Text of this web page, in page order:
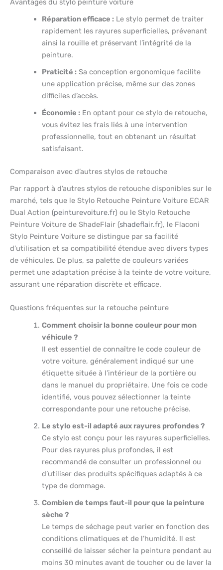
Avantages du stylo peinture voiture
Réparation efficace :Le stylo permet de traiter
rapidement les rayures superficielles, prévenant
ainsi la rouille et préservant l’intégrité de la
peinture.
Praticité :Sa conception ergonomique facilite
une application précise, même sur des zones
difficiles d’accès.
Économie :En optant pour ce stylo de retouche,
vous évitez les frais liés à une intervention
professionnelle, tout en obtenant un résultat
satisfaisant.
Comparaison avec d’autres stylos de retouche
Par rapport à d’autres stylos de retouche disponibles sur le
marché, tels que le Stylo Retouche Peinture Voiture ECAR
Dual Action (peinturevoiture.fr) ou le Stylo Retouche
Peinture Voiture de ShadeFlair (shadeflair.fr), le Flaconi
Stylo Peinture Voiture se distingue par sa facilité
d’utilisation et sa compatibilité étendue avec divers types
de véhicules. De plus, sa palette de couleurs variées
permet une adaptation précise à la teinte de votre voiture,
assurant une réparation discrète et efficace.
Questions fréquentes sur la retouche peinture
Comment choisir la bonne couleur pour mon
véhicule ?
Il est essentiel de connaître le code couleur de
votre voiture, généralement indiqué sur une
étiquette située à l’intérieur de la portière ou
dans le manuel du propriétaire. Une fois ce code
identifié, vous pouvez sélectionner la teinte
correspondante pour une retouche précise.
Le stylo est-il adapté aux rayures profondes ?
Ce stylo est conçu pour les rayures superficielles.
Pour des rayures plus profondes, il est
recommandé de consulter un professionnel ou
d’utiliser des produits spécifiques adaptés à ce
type de dommage.
Combien de temps faut-il pour que la peinture
sèche ?
Le temps de séchage peut varier en fonction des
conditions climatiques et de l’humidité. Il est
conseillé de laisser sécher la peinture pendant au
moins 30 minutes avant de toucher ou de laver la